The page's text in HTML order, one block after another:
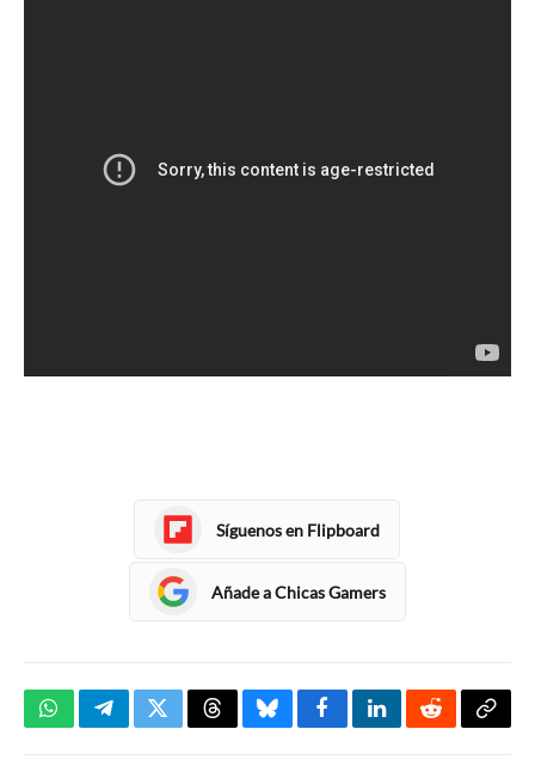
Síguenos en Flipboard
Añade a Chicas Gamers
WhatsAppTelegramTwitterThreadsBlueskyFacebookLinkedInReddit